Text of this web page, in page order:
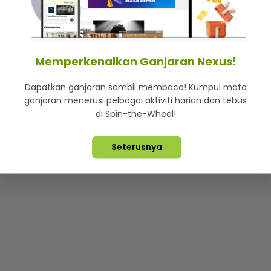
Lebih hot, viral dan sensasi
Terpelihara © 2026. Star Media Group Berhad [197101000523
Memperkenalkan Ganjaran Nexus!
Dapatkan ganjaran sambil membaca! Kumpul mata
ganjaran menerusi pelbagai aktiviti harian dan tebus
di Spin-the-Wheel!
Seterusnya